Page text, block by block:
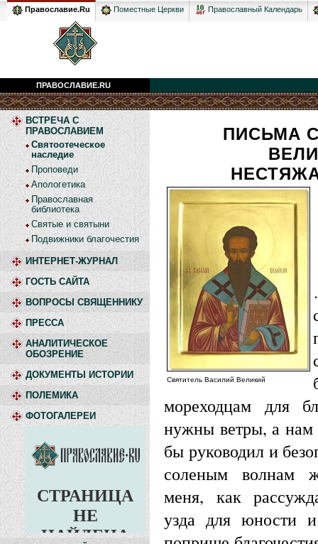
Православие.Ru Поместные Церкви Православный Календарь
ПРАВОСЛАВИЕ.RU
ВСТРЕЧА С
ПРАВОСЛАВИЕМ
Святоотеческое
наследие
Проповеди
Апологетика
Православная
библиотека
Святые и святыни
Подвижники благочестия
ИНТЕРНЕТ-ЖУРНАЛ
ГОСТЬ САЙТА
ВОПРОСЫ СВЯЩЕННИКУ
ПРЕССА
АНАЛИТИЧЕСКОЕ
ОБОЗРЕНИЕ
ДОКУМЕНТЫ ИСТОРИИ
ПОЛЕМИКА
ФОТОГАЛЕРЕИ
ПИСЬМА
Святитель Василий Великий
мореходцам для
нужны ветры, а нам
бы руководил и
соленым волнам
меня, как
узда для юности